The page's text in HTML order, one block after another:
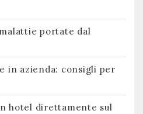
portate dal
in azienda: consigli per
hotel direttamente sul